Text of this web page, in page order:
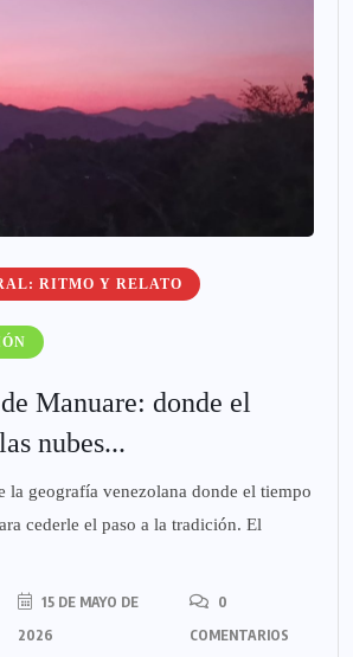
RITMO Y RELATO
Manuare: donde el
nubes...
la geografía venezolana donde el tiempo
cederle el paso a la tradición. El
15 DE MAYO DE
2026
0
COMENTARIOS